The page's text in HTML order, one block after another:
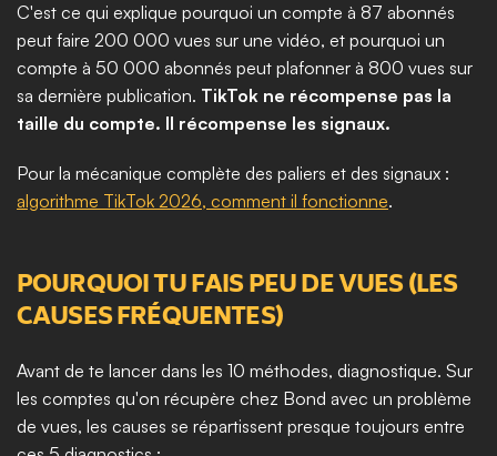
C'est ce qui explique pourquoi un compte à 87 abonnés
peut faire 200 000 vues sur une vidéo, et pourquoi un
compte à 50 000 abonnés peut plafonner à 800 vues sur
sa dernière publication. TikTok ne récompense pas la
taille du compte. Il récompense les signaux.
algorithme TikTok 2026, comment il fonctionne.
POURQUOI TU FAIS PEU DE VUES (LES
CAUSES FRÉQUENTES)
Avant de te lancer dans les 10 méthodes, diagnostique. Sur
les comptes qu'on récupère chez Bond avec un problème
de vues, les causes se répartissent presque toujours entre